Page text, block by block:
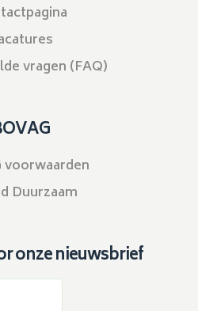
vragen (FAQ)
voorwaarden
Duurzaam
onze nieuwsbrief